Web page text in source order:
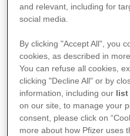
PERSONE
divulgatore
and relevant, including for
social media.
By clicking "Accept All", you
cookies, as described in
You can refuse all cookies,
clicking "Decline All" or by
information, including our list
on our site, to manage your
consent, please click on
more about how Pfizer uses